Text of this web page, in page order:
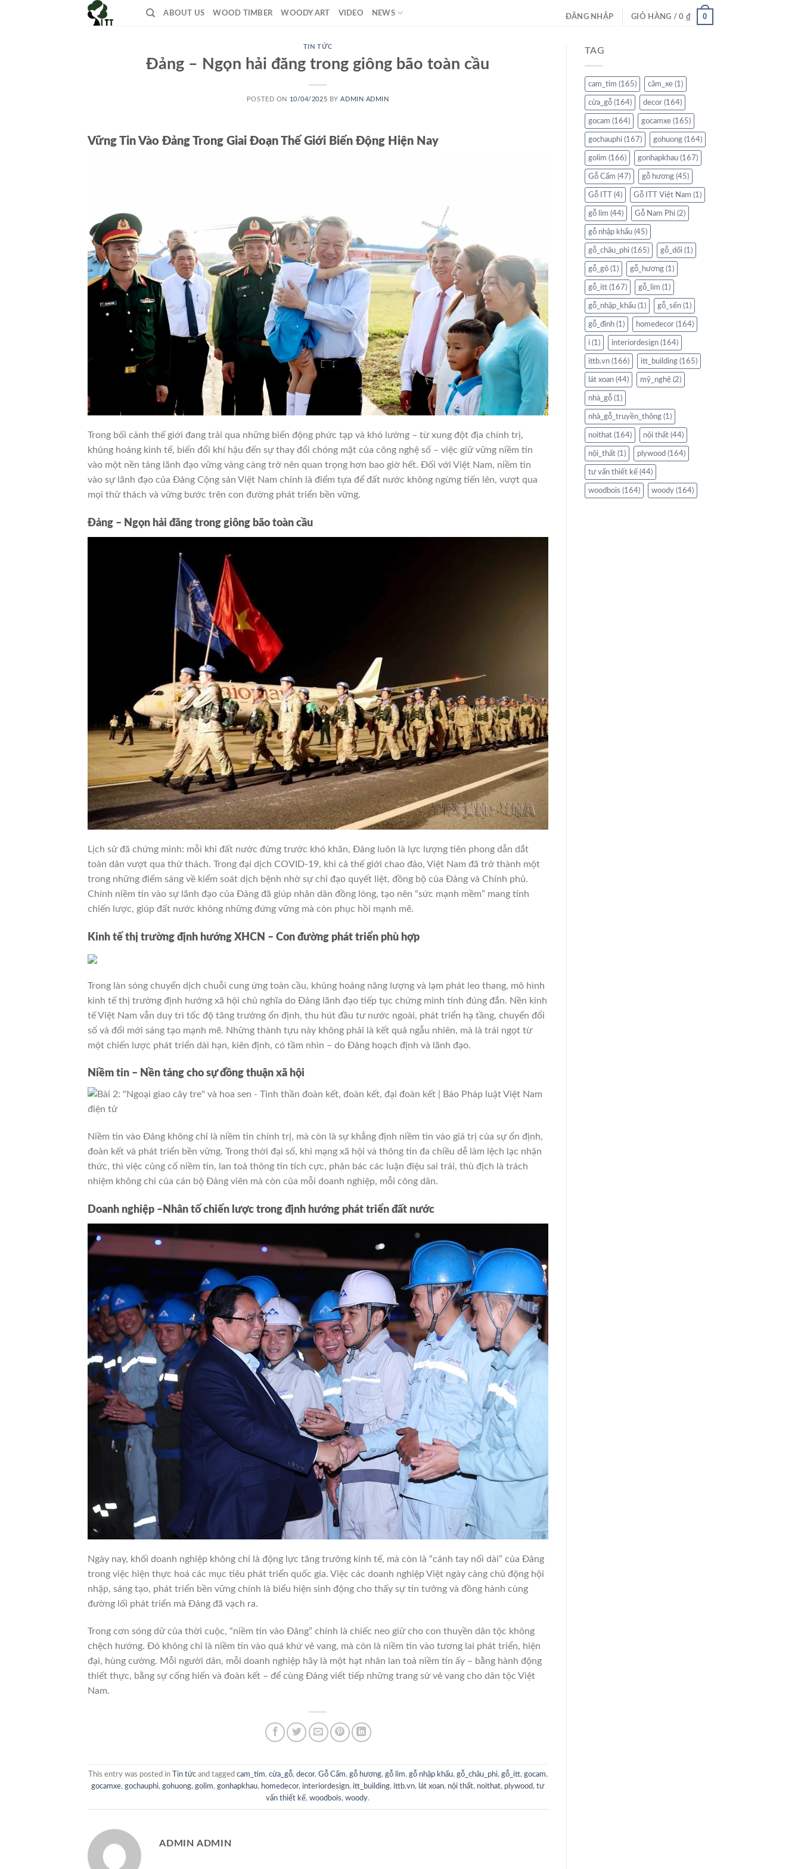
ABOUT US WOOD TIMBER WOODY ART VIDEO NEWS
ĐĂNG NHẬP GIỎ HÀNG /0 ₫ 0
TIN TỨC
Đảng – Ngọn hải đăng trong giông bão toàn cầu
POSTED ON 10/04/2025 BYADMIN ADMIN
Vững Tin Vào Đảng Trong Giai Đoạn Thế Giới Biến Động Hiện Nay
Trong bối cảnh thế giới đang trải qua những biến động phức tạp và khó lường – từ xung đột địa chính trị,
khủng hoảng kinh tế, biến đổi khí hậu đến sự thay đổi chóng mặt của công nghệ số – việc giữ vững niềm tin
vào một nền tảng lãnh đạo vững vàng càng trở nên quan trọng hơn bao giờ hết. Đối với Việt Nam, niềm tin
vào sự lãnh đạo của Đảng Cộng sản Việt Nam chính là điểm tựa để đất nước không ngừng tiến lên, vượt qua
mọi thử thách và vững bước trên con đường phát triển bền vững.
Đảng – Ngọn hải đăng trong giông bão toàn cầu
Lịch sử đã chứng minh: mỗi khi đất nước đứng trước khó khăn, Đảng luôn là lực lượng tiên phong dẫn dắt
toàn dân vượt qua thử thách. Trong đại dịch COVID-19, khi cả thế giới chao đảo, Việt Nam đã trở thành một
trong những điểm sáng về kiểm soát dịch bệnh nhờ sự chỉ đạo quyết liệt, đồng bộ của Đảng và Chính phủ.
Chính niềm tin vào sự lãnh đạo của Đảng đã giúp nhân dân đồng lòng, tạo nên “sức mạnh mềm” mang tính
chiến lược, giúp đất nước không những đứng vững mà còn phục hồi mạnh mẽ.
Kinh tế thị trường định hướng XHCN – Con đường phát triển phù hợp
Trong làn sóng chuyển dịch chuỗi cung ứng toàn cầu, khủng hoảng năng lượng và lạm phát leo thang, mô hình
kinh tế thị trường định hướng xã hội chủ nghĩa do Đảng lãnh đạo tiếp tục chứng minh tính đúng đắn. Nền kinh
tế Việt Nam vẫn duy trì tốc độ tăng trưởng ổn định, thu hút đầu tư nước ngoài, phát triển hạ tầng, chuyển đổi
số và đổi mới sáng tạo mạnh mẽ. Những thành tựu này không phải là kết quả ngẫu nhiên, mà là trái ngọt từ
một chiến lược phát triển dài hạn, kiên định, có tầm nhìn – do Đảng hoạch định và lãnh đạo.
Niềm tin – Nền tảng cho sự đồng thuận xã hội
Niềm tin vào Đảng không chỉ là niềm tin chính trị, mà còn là sự khẳng định niềm tin vào giá trị của sự ổn định,
đoàn kết và phát triển bền vững. Trong thời đại số, khi mạng xã hội và thông tin đa chiều dễ làm lệch lạc nhận
thức, thì việc củng cố niềm tin, lan toả thông tin tích cực, phản bác các luận điệu sai trái, thù địch là trách
nhiệm không chỉ của cán bộ Đảng viên mà còn của mỗi doanh nghiệp, mỗi công dân.
Doanh nghiệp –Nhân tố chiến lược trong định hướng phát triển đất nước
Ngày nay, khối doanh nghiệp không chỉ là động lực tăng trưởng kinh tế, mà còn là “cánh tay nối dài” của Đảng
trong việc hiện thực hoá các mục tiêu phát triển quốc gia. Việc các doanh nghiệp Việt ngày càng chủ động hội
nhập, sáng tạo, phát triển bền vững chính là biểu hiện sinh động cho thấy sự tin tưởng và đồng hành cùng
đường lối phát triển mà Đảng đã vạch ra.
Trong cơn sóng dữ của thời cuộc, “niềm tin vào Đảng” chính là chiếc neo giữ cho con thuyền dân tộc không
chệch hướng. Đó không chỉ là niềm tin vào quá khứ vẻ vang, mà còn là niềm tin vào tương lai phát triển, hiện
đại, hùng cường. Mỗi người dân, mỗi doanh nghiệp hãy là một hạt nhân lan toả niềm tin ấy – bằng hành động
thiết thực, bằng sự cống hiến và đoàn kết – để cùng Đảng viết tiếp những trang sử vẻ vang cho dân tộc Việt
Nam.
This entry was posted in Tin tứcand tagged cam_tim, cửa_gỗ, decor, Gỗ Cẩm, gỗ hương, gỗ lim, gỗ nhập khẩu, gỗ_châu_phi, gỗ_itt, gocam,
gocamxe,gochauphi,gohuong,golim,gonhapkhau, homedecor, interiordesign, itt_building, ittb.vn, lát xoan, nội thất, noithat, plywood,tư
vấn thiết kế,woodbois,woody.
ADMIN ADMIN
TAG
cam_tim (165) căm_xe(1)
cửa_gỗ(164) decor(164)
gocam (164) gocamxe(165)
gochauphi(167) gohuong(164)
golim (166) gonhapkhau(167)
Gỗ Cẩm (47) gỗ hương(45)
Gỗ ITT (4) Gỗ ITT Việt Nam (1)
gỗ lim (44) Gỗ Nam Phi(2)
gỗ nhập khẩu(45)
gỗ_châu_phi(165) gỗ_dổi(1)
gỗ_gõ(1) gỗ_hương(1)
gỗ_itt(167) gỗ_lim (1)
gỗ_nhập_khẩu(1) gỗ_sến(1)
gỗ_đinh(1) homedecor(164)
i(1) interiordesign(164)
ittb.vn(166) itt_building(165)
lát xoan(44) mỹ_nghệ(2)
nhà_gỗ(1)
nhà_gỗ_truyền_thông(1)
noithat(164) nội thất(44)
nội_thất(1) plywood (164)
tư vấn thiết kế(44)
woodbois (164) woody(164)